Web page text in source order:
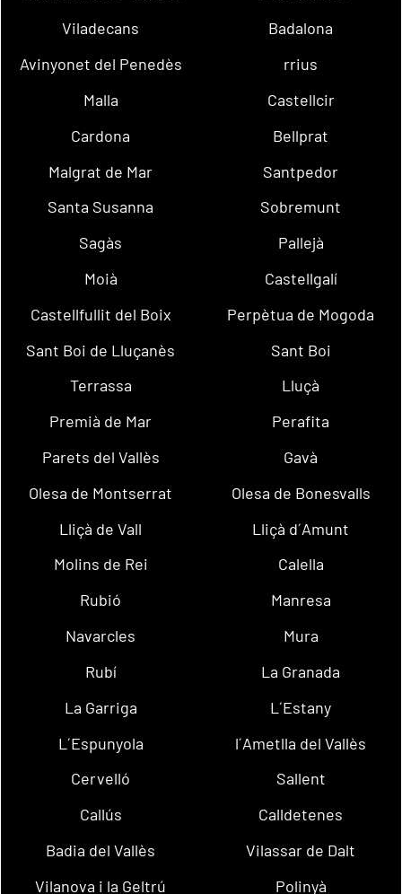
Viladecans
Badalona
Avinyonet del Penedès
rrius
Malla
Castellcir
Cardona
Bellprat
Malgrat de Mar
Santpedor
Santa Susanna
Sobremunt
Sagàs
Pallejà
Moià
Castellgalí
Castellfullit del Boix
Perpètua de Mogoda
Sant Boi de Lluçanès
Sant Boi
Terrassa
Lluçà
Premià de Mar
Perafita
Parets del Vallès
Gavà
Olesa de Montserrat
Olesa de Bonesvalls
Lliçà de Vall
Lliçà d´Amunt
Molins de Rei
Calella
Rubió
Manresa
Navarcles
Mura
Rubí
La Granada
La Garriga
L´Estany
L´Espunyola
l´Ametlla del Vallès
Cervelló
Sallent
Callús
Calldetenes
Badia del Vallès
Vilassar de Dalt
Vilanova i la Geltrú
Polinyà